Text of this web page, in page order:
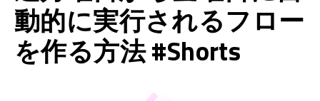
動的に実行されるフロー
を作る方法 #Shorts